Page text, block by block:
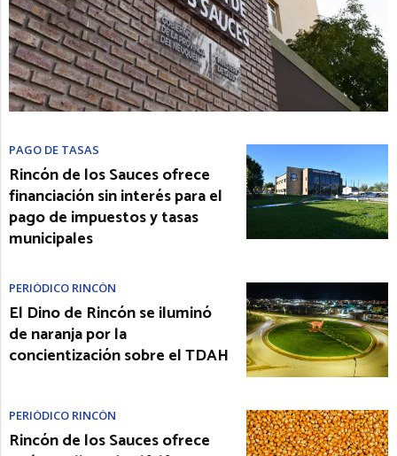
PAGO DE TASAS
Rincón de los Sauces ofrece
financiación sin interés para el
pago de impuestos y tasas
municipales
PERIÓDICO RINCÓN
El Dino de Rincón se iluminó
de naranja por la
concientización sobre el TDAH
PERIÓDICO RINCÓN
Rincón de los Sauces ofrece